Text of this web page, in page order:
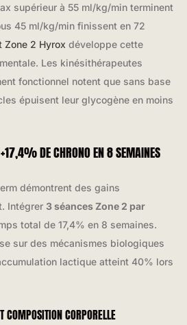
supérieur à 55 ml/kg/min terminent
45 ml/kg/min finissent en 72
Zone 2 Hyrox développe cette
Les kinésithérapeutes
fonctionnel notent que sans base
épuisent leur glycogène en moins
+17,4% DE CHRONO EN 8 SEMAINES
démontrent des gains
Intégrer 3 séances Zone 2 par
total de 17,4% en 8 semaines.
sur des mécanismes biologiques
lactique atteint 40% lors
COMPOSITION CORPORELLE